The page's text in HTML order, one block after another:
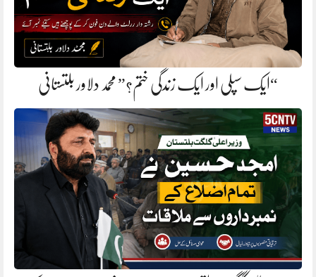
“ایک سپلی اور ایک زندگی ختم؟” محمد دلاور بلتستانی